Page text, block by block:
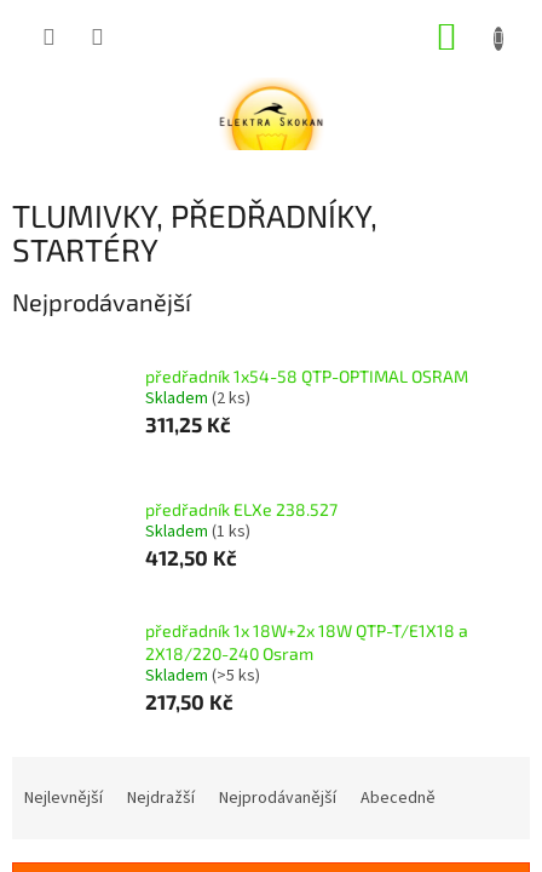
TLUMIVKY, PŘEDŘADNÍKY,
STARTÉRY
Nejprodávanější
předřadník 1x54-58 QTP-OPTIMAL OSRAM
Skladem (2 ks)
311,25 Kč
předřadník ELXe 238.527
Skladem (1 ks)
412,50 Kč
předřadník 1x 18W+2x 18W QTP-T/E1X18 a
2X18/220-240 Osram
Skladem (>5 ks)
217,50 Kč
Nejlevnější Nejdražší Nejprodávanější Abecedně